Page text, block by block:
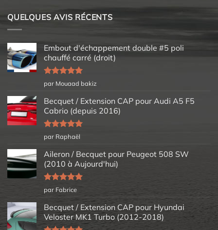
QUELQUES AVIS RÉCENTS
Embout d'échappement double #5 poli
chauffé carré (droit)
Note5sur
5
par Mouaad bakiz
Becquet / Extension CAP pour Audi A5 F5
Cabrio (depuis 2016)
Note5sur
5
par Raphaël
Aileron / Becquet pour Peugeot 508 SW
(2010 à Aujourd'hui)
Note5sur
5
par Fabrice
Becquet / Extension CAP pour Hyundai
Veloster MK1 Turbo (2012-2018)